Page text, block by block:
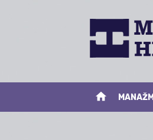
home